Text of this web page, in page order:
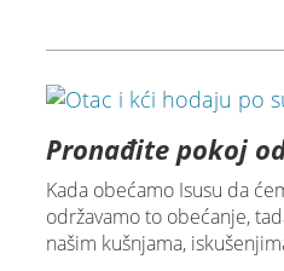
Pronađite pokoj
Kada obećamo Isusu da
održavamo to obećanje,
našim kušnjama,